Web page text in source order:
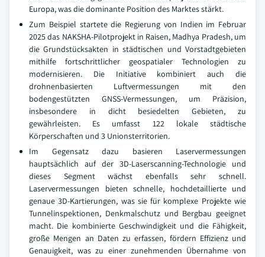
Europa, was die dominante Position des Marktes stärkt.
Zum Beispiel startete die Regierung von Indien im Februar
2025 das NAKSHA-Pilotprojekt in Raisen, Madhya Pradesh, um
die Grundstücksakten in städtischen und Vorstadtgebieten
mithilfe fortschrittlicher geospatialer Technologien zu
modernisieren. Die Initiative kombiniert auch die
drohnenbasierten Luftvermessungen mit den
bodengestützten GNSS-Vermessungen, um Präzision,
insbesondere in dicht besiedelten Gebieten, zu
gewährleisten. Es umfasst 122 lokale städtische
Körperschaften und 3 Unionsterritorien.
Im Gegensatz dazu basieren Laservermessungen
hauptsächlich auf der 3D-Laserscanning-Technologie und
dieses Segment wächst ebenfalls sehr schnell.
Laservermessungen bieten schnelle, hochdetaillierte und
genaue 3D-Kartierungen, was sie für komplexe Projekte wie
Tunnelinspektionen, Denkmalschutz und Bergbau geeignet
macht. Die kombinierte Geschwindigkeit und die Fähigkeit,
große Mengen an Daten zu erfassen, fördern Effizienz und
Genauigkeit, was zu einer zunehmenden Übernahme von